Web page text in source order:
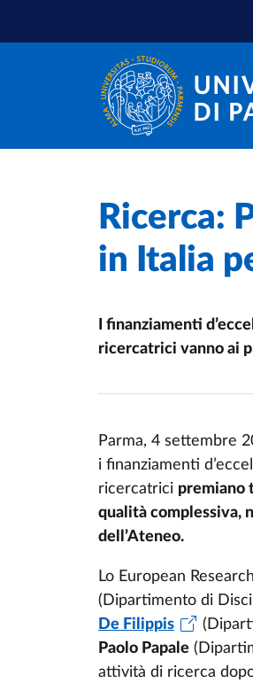
Home
Cerca una notizia /
Ricerca:
in Italia
I finanziamenti
ricercatrici vanno ai
Parma, 4 settembre
i finanziamenti
ricercatrici premiano
qualità complessiva,
dell’Ateneo.
Lo European
(Dipartimento di
De Filippis
Paolo Papale
attività di ricerca